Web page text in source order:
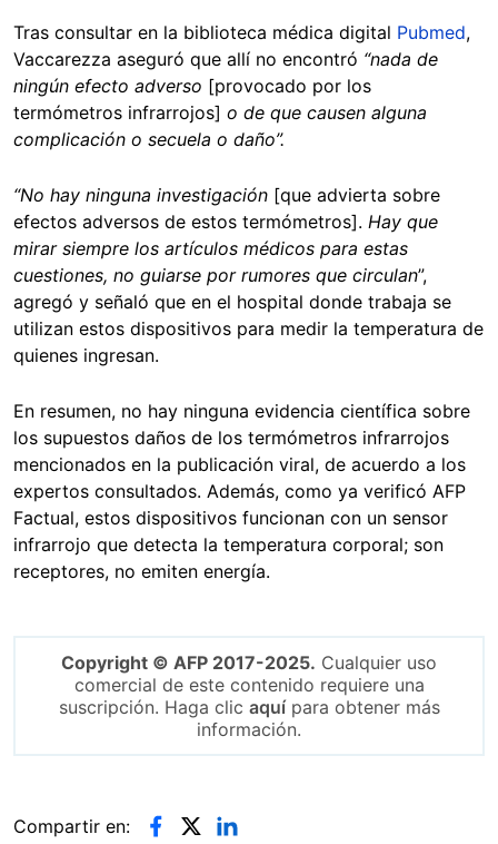
Tras consultar en la biblioteca médica digital Pubmed,
Vaccarezza aseguró que allí no encontró “nada de
ningún efecto adverso [provocado por los
termómetros infrarrojos] o de que causen alguna
complicación o secuela o daño”.
“No hay ninguna investigación [que advierta sobre
efectos adversos de estos termómetros]. Hay que
mirar siempre los artículos médicos para estas
cuestiones, no guiarse por rumores que circulan”,
agregó y señaló que en el hospital donde trabaja se
utilizan estos dispositivos para medir la temperatura de
quienes ingresan.
En resumen, no hay ninguna evidencia científica sobre
los supuestos daños de los termómetros infrarrojos
mencionados en la publicación viral, de acuerdo a los
expertos consultados. Además, como ya verificó AFP
Factual, estos dispositivos funcionan con un sensor
infrarrojo que detecta la temperatura corporal; son
receptores, no emiten energía.
Copyright © AFP 2017-2025. Cualquier uso
comercial de este contenido requiere una
suscripción. Haga clic aquípara obtener más
información.
Compartir en: